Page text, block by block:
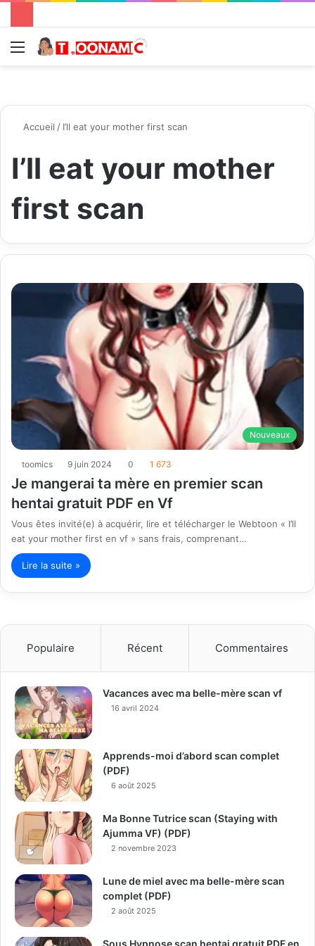
Menu
Accueil / I’ll eat your mother first scan
I’ll eat your mother
first scan
Nouveaux
toomics 9 juin 2024 0 1 673
Je mangerai ta mère en premier scan
hentai gratuit PDF en Vf
Vous êtes invité(e) à acquérir, lire et télécharger le Webtoon « I’ll
eat your mother first en vf » sans frais, comprenant…
Lire la suite »
Populaire Récent Commentaires
Vacances avec ma belle-mère scan vf
16 avril 2024
Apprends-moi d’abord scan complet
(PDF)
6 août 2025
Ma Bonne Tutrice scan (Staying with
Ajumma VF) (PDF)
2 novembre 2023
Lune de miel avec ma belle-mère scan
complet (PDF)
2 août 2025